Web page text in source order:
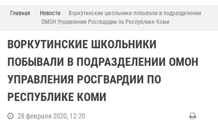
Главная Новости
Воркутинские школьники побывали в подразделении
ОМОН Управления Росгвардии по Республике Коми
ВОРКУТИНСКИЕ ШКОЛЬНИКИ
ПОБЫВАЛИ В ПОДРАЗДЕЛЕНИИ ОМОН
УПРАВЛЕНИЯ РОСГВАРДИИ ПО
РЕСПУБЛИКЕ КОМИ
28 февраля 2020, 12:20